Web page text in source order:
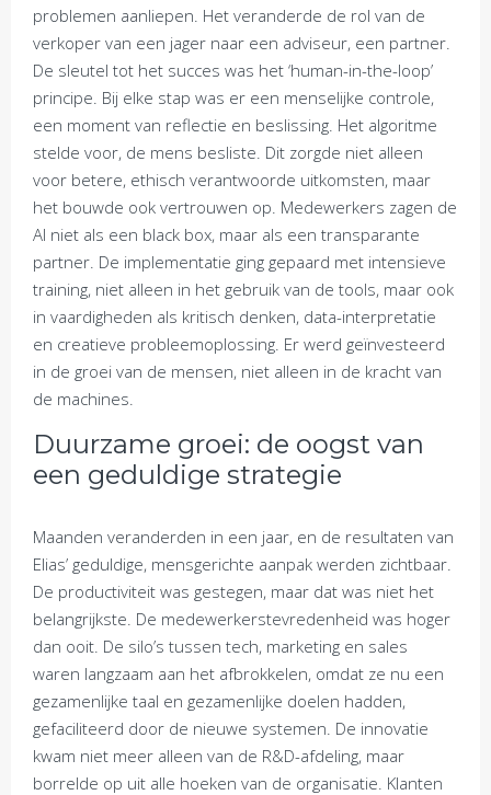
problemen aanliepen. Het veranderde de rol van de
verkoper van een jager naar een adviseur, een partner.
De sleutel tot het succes was het ‘human-in-the-loop’
principe. Bij elke stap was er een menselijke controle,
een moment van reflectie en beslissing. Het algoritme
stelde voor, de mens besliste. Dit zorgde niet alleen
voor betere, ethisch verantwoorde uitkomsten, maar
het bouwde ook vertrouwen op. Medewerkers zagen de
AI niet als een black box, maar als een transparante
partner. De implementatie ging gepaard met intensieve
training, niet alleen in het gebruik van de tools, maar ook
in vaardigheden als kritisch denken, data-interpretatie
en creatieve probleemoplossing. Er werd geïnvesteerd
in de groei van de mensen, niet alleen in de kracht van
de machines.
Duurzame groei: de oogst van
een geduldige strategie
Maanden veranderden in een jaar, en de resultaten van
Elias’ geduldige, mensgerichte aanpak werden zichtbaar.
De productiviteit was gestegen, maar dat was niet het
belangrijkste. De medewerkerstevredenheid was hoger
dan ooit. De silo’s tussen tech, marketing en sales
waren langzaam aan het afbrokkelen, omdat ze nu een
gezamenlijke taal en gezamenlijke doelen hadden,
gefaciliteerd door de nieuwe systemen. De innovatie
kwam niet meer alleen van de R&D-afdeling, maar
borrelde op uit alle hoeken van de organisatie. Klanten